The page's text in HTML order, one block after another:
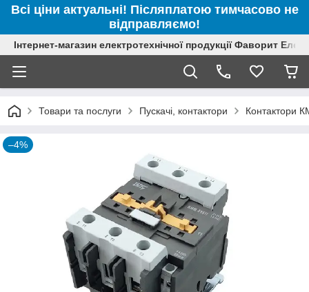
Всі ціни актуальні! Післяплатою тимчасово не
відправляємо!
Інтернет-магазин електротехнічної продукції Фаворит
Товари та послуги Пускачі, контактори Контактори
–4%